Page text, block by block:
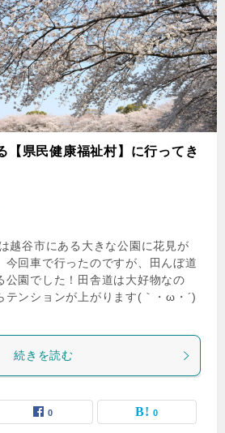
【県民健康福祉村】に行ってき
越谷市にある大きな公園に花見が
今回車で行ったのですが、田んぼ道
公園でした！田舎道は大好物なの
テンションが上がります(｀・ω・´)
続きを読む
0 0